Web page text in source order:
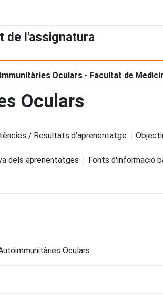
de l'assignatura
Oculars - Facultat de
Oculars
/ Resultats d’aprenentatge
dels aprenentatges Fonts d'informació
Oculars